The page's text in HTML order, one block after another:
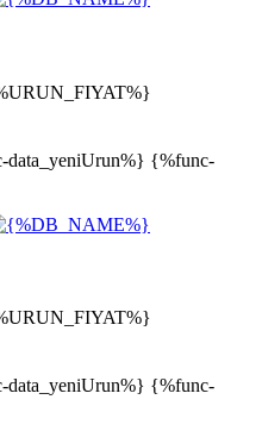
data_yeniUrun%} {%func-
data_yeniUrun%} {%func-